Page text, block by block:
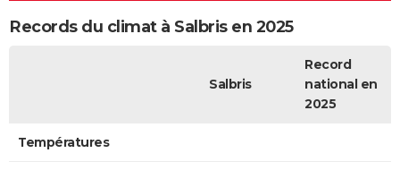
Records du climat à Salbris en 2025
Salbris
Record
national en
2025
Températures